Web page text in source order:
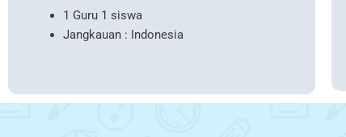
1 Guru 1 siswa
Jangkauan : Indonesia